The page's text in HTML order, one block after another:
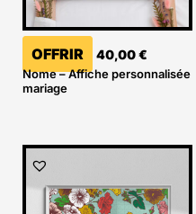
OFFRIR 40,00€
Nome – Affiche personnalisée
mariage